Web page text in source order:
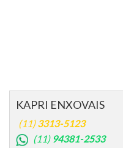
KAPRI ENXOVAIS
(11)3313-5123
(11) 94381-2533